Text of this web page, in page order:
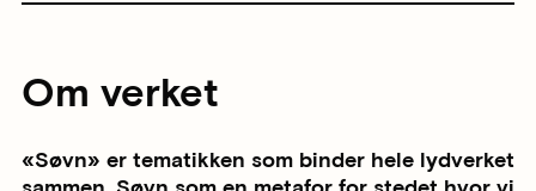
Om verket
«Søvn» er tematikken som binder hele lydverket